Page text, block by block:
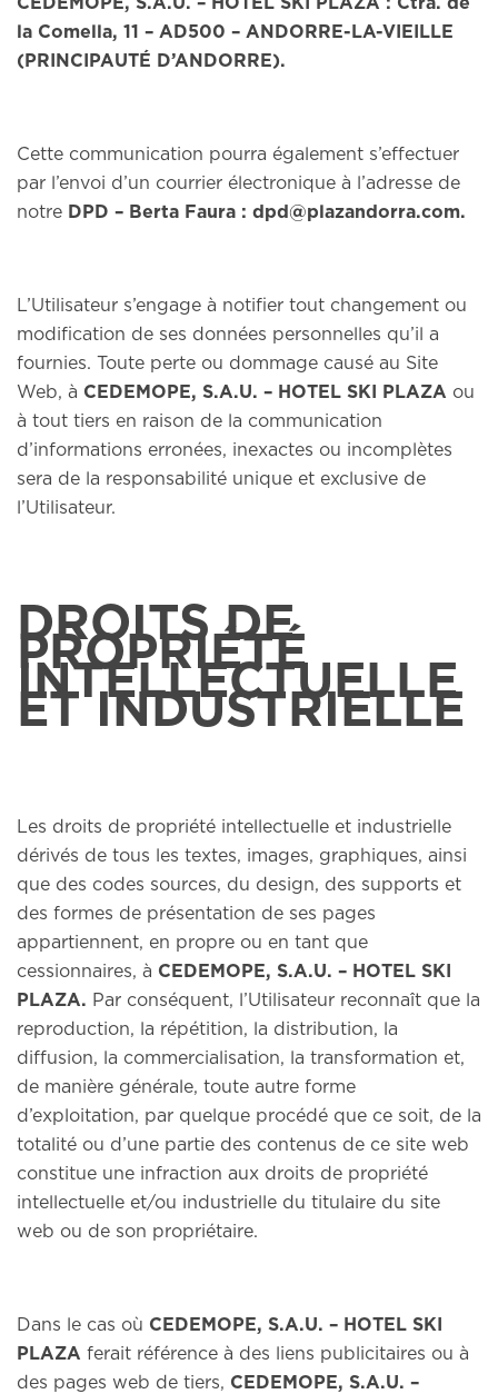
la Comella, 11 – AD500 – ANDORRE-LA-VIEILLE
(PRINCIPAUTÉ D’ANDORRE).
Cette communication pourra également s’effectuer
par l’envoi d’un courrier électronique à l’adresse de
notre DPD – Berta Faura : dpd@plazandorra.com.
L’Utilisateur s’engage à notifier tout changement ou
modification de ses données personnelles qu’il a
fournies. Toute perte ou dommage causé au Site
Web, à CEDEMOPE, S.A.U. – HOTEL SKI PLAZA ou
à tout tiers en raison de la communication
d’informations erronées, inexactes ou incomplètes
sera de la responsabilité unique et exclusive de
l’Utilisateur.
DROITS DE
PROPRIÉTÉ
INTELLECTUELLE
ET INDUSTRIELLE
Les droits de propriété intellectuelle et industrielle
dérivés de tous les textes, images, graphiques, ainsi
que des codes sources, du design, des supports et
des formes de présentation de ses pages
appartiennent, en propre ou en tant que
cessionnaires, à CEDEMOPE, S.A.U. – HOTEL SKI
PLAZA. Par conséquent, l’Utilisateur reconnaît que la
reproduction, la répétition, la distribution, la
diffusion, la commercialisation, la transformation et,
de manière générale, toute autre forme
d’exploitation, par quelque procédé que ce soit, de la
totalité ou d’une partie des contenus de ce site web
constitue une infraction aux droits de propriété
intellectuelle et/ou industrielle du titulaire du site
web ou de son propriétaire.
Dans le cas où CEDEMOPE, S.A.U. – HOTEL SKI
PLAZA ferait référence à des liens publicitaires ou à
des pages web de tiers, CEDEMOPE, S.A.U. –